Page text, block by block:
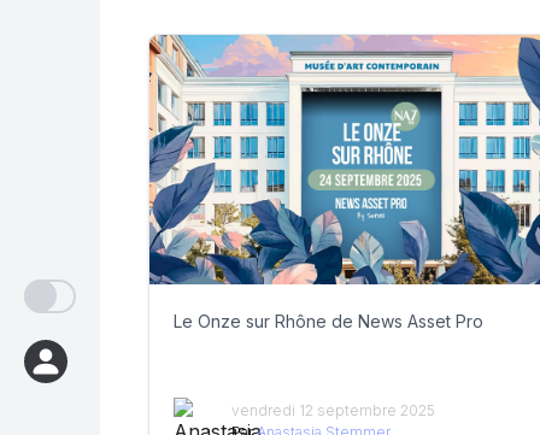
Le Onze sur Rhône de News Asset Pro
vendredi 12 septembre 2025